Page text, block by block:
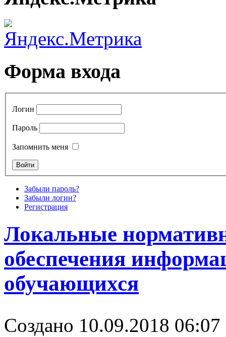
Форма входа
Логин
Пароль
Запомнить меня
Забыли пароль?
Забыли логин?
Регистрация
Локальные
обеспечения
обучающихся
Создано 10.09.2018 06:07